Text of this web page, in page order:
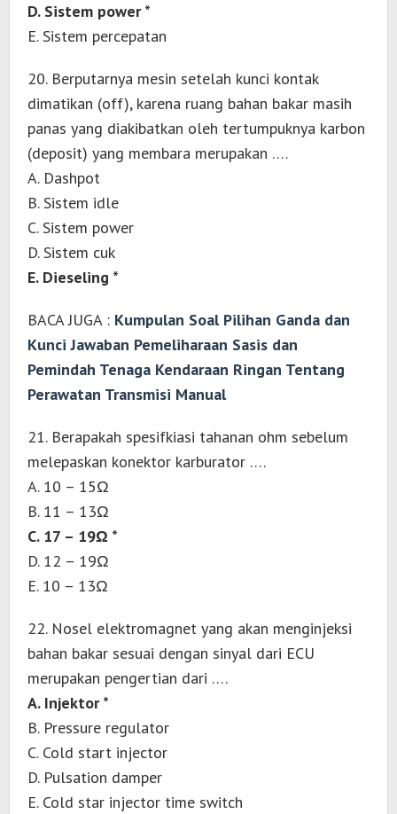
D. Sistem power *
E. Sistem percepatan
20. Berputarnya mesin setelah kunci kontak
dimatikan (off), karena ruang bahan bakar masih
panas yang diakibatkan oleh tertumpuknya karbon
(deposit) yang membara merupakan ….
A. Dashpot
B. Sistem idle
C. Sistem power
D. Sistem cuk
E. Dieseling *
BACA JUGA : Kumpulan Soal Pilihan Ganda dan
Kunci Jawaban Pemeliharaan Sasis dan
Pemindah Tenaga Kendaraan Ringan Tentang
Perawatan Transmisi Manual
21. Berapakah spesifkiasi tahanan ohm sebelum
melepaskan konektor karburator ….
A. 10 – 15Ω
B. 11 – 13Ω
C. 17 – 19Ω *
D. 12 – 19Ω
E. 10 – 13Ω
22. Nosel elektromagnet yang akan menginjeksi
bahan bakar sesuai dengan sinyal dari ECU
merupakan pengertian dari ….
A. Injektor *
B. Pressure regulator
C. Cold start injector
D. Pulsation damper
E. Cold star injector time switch